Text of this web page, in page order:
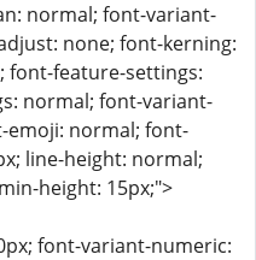
normal; font-variant-
none; font-kerning:
font-feature-settings:
normal; font-variant-
normal; font-
line-height: normal;
height: 15px;">
font-variant-numeric: